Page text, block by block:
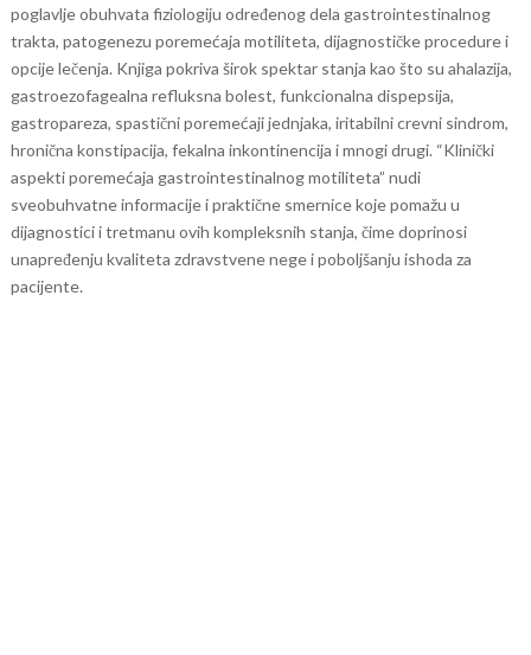
poglavlje obuhvata fiziologiju određenog dela gastrointestinalnog
trakta, patogenezu poremećaja motiliteta, dijagnostičke procedure i
opcije lečenja. Knjiga pokriva širok spektar stanja kao što su ahalazija,
gastroezofagealna refluksna bolest, funkcionalna dispepsija,
gastropareza, spastični poremećaji jednjaka, iritabilni crevni sindrom,
hronična konstipacija, fekalna inkontinencija i mnogi drugi. “Klinički
aspekti poremećaja gastrointestinalnog motiliteta” nudi
sveobuhvatne informacije i praktične smernice koje pomažu u
dijagnostici i tretmanu ovih kompleksnih stanja, čime doprinosi
unapređenju kvaliteta zdravstvene nege i poboljšanju ishoda za
pacijente.